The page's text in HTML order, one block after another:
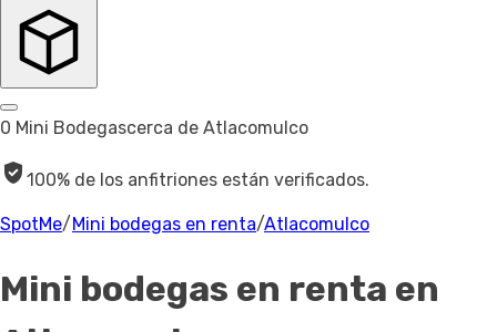
0 Mini Bodegascerca de Atlacomulco
100% de los anfitriones están verificados.
SpotMe/ Mini bodegas en renta/Atlacomulco
Mini bodegas en renta en